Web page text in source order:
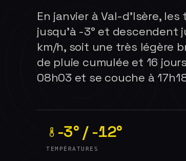
En janvier à Val-d'Isère,
jusqu'à -3° et descendent
km/h, soit une très légère
de pluie cumulée et 16
08h03 et se couche à
-3° / -12°
TEMPÉRATURES